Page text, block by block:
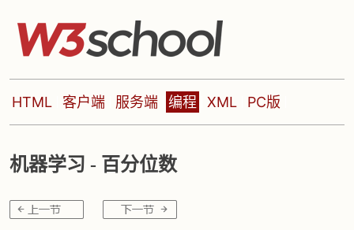
HTML 客户端 服务端 编程 XML PC版
机器学习 - 百分位数